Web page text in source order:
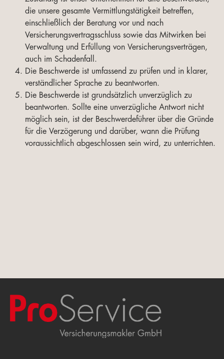
die unsere gesamte Vermittlungstätigkeit betreffen,
einschließlich der Beratung vor und nach
Versicherungsvertragsschluss sowie das Mitwirken bei
Verwaltung und Erfüllung von Versicherungsverträgen,
auch im Schadenfall.
Die Beschwerde ist umfassend zu prüfen und in klarer,
verständlicher Sprache zu beantworten.
Die Beschwerde ist grundsätzlich unverzüglich zu
beantworten. Sollte eine unverzügliche Antwort nicht
möglich sein, ist der Beschwerdeführer über die Gründe
für die Verzögerung und darüber, wann die Prüfung
voraussichtlich abgeschlossen sein wird, zu unterrichten.